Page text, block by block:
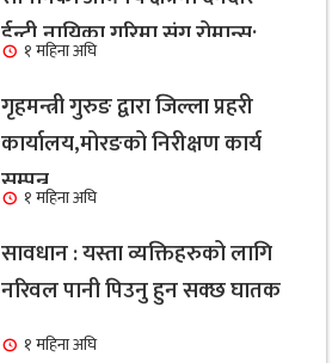
ईन्ट्री,नायिका गरिमा संग रोमान्स:
हेर्नुहोस भिडियो ।
१ महिना अघि
गृहमन्त्री गुरुङ द्वारा जिल्ला प्रहरी
कार्यालय,मोरङको निरीक्षण कार्य
सम्पन्न१ महिना अघि
सावधान : यस्ता व्यक्तिहरुको लागि
नरिवल पानी पिउनु हुन सक्छ घातक
१ महिना अघि